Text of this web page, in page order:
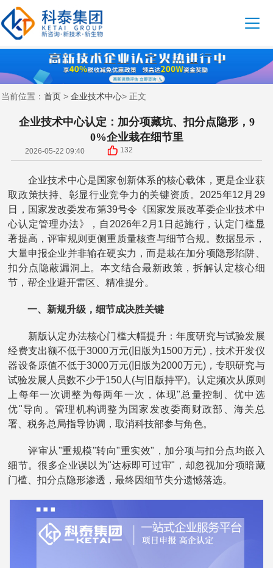
当前位置： 首页 > 企业技术中心> 正文
企业技术中心认定：加分项藏坑、扣分点隐形，9
0%企业栽在细节里
2026-05-22 09:40 132
企业技术中心是国家创新体系的核心载体，更是企业获
取政策扶持、彰显行业竞争力的关键资质。2025年12月29
日，国家发改委发布第39号令《国家发展改革委企业技术中
心认定管理办法》，自2026年2月1日起施行，认定门槛显
著提高，评审规则更侧重质量核查与细节合规。数据显示，
大量申报企业并非输在硬实力，而是栽在加分项隐形陷阱、
扣分点隐蔽漏洞上。本文结合最新政策，拆解认定核心细
节，帮企业避开雷区、精准提分。
一、新规升级，细节成决胜关键
新版认定办法核心门槛大幅提升：年度研究与试验发展
经费支出额不低于3000万元(旧版为1500万元)，技术开发仪
器设备原值不低于3000万元(旧版为2000万元)，专职研究与
试验发展人员数不少于150人(与旧版持平)。认定频次从原则
上每年一次调整为每两年一次，体现"总量控制、优中选
优"导向。管理机构调整为国家发改委商财政部、海关总
署、税务总局指导协调，取消科技部参与角色。
评审从"重规模"转向"重实效"，加分项与扣分点均嵌入
细节。很多企业误以为"达标即可过审"，却忽视加分项暗藏
门槛、扣分点隐形渗透，最终因细节失分遗憾落选。